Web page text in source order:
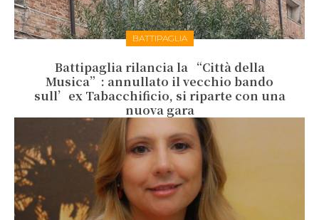
BATTIPAGLIA
Battipaglia rilancia la “Città della
Musica”: annullato il vecchio bando
sull’ex Tabacchificio, si riparte con una
nuova gara